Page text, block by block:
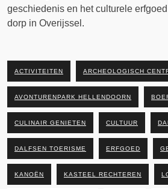
geschiedenis en het culturele
dorp in Overijssel.
ACTIVITEITEN ARCHEOLOGISCH
AVONTURENPARK HELLENDOORN
CULINAIR GENIETEN CULTUUR
DALFSEN TOERISME ERFGOED
KANOËN KASTEEL RECHTEREN